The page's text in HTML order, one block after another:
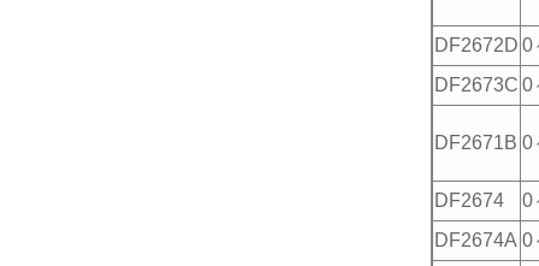
DF2672D 0
DF2673C 0
DF2671B 0
DF2674
0
DF2674A 0